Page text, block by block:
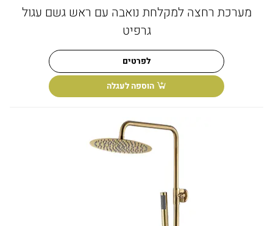
מערכת רחצה למקלחת נואבה עם ראש גשם עגול
גרפיט
לפרטים
הוספה לעגלה